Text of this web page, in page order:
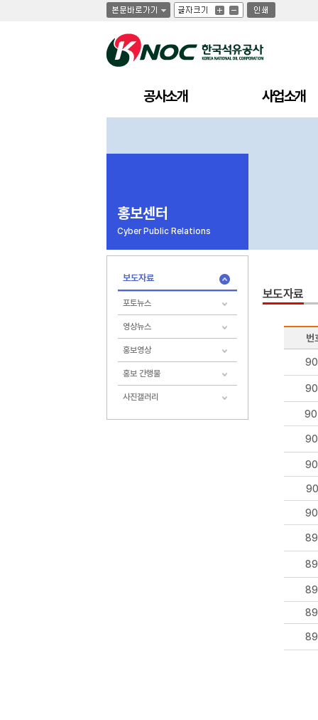
글
자
기
글
자
기
크
글
자
기
작
인
쇄
공사소개 사업소개
홍보센터
Cyber Public Relations
보도자료
포토뉴스
영상뉴스
홍보영상
홍보 간행물
사진갤러리
보도자료
번